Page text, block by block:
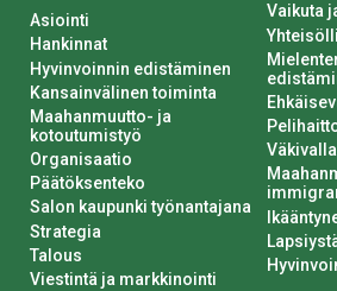
Asiointi
Hankinnat
Hyvinvoinnin edistäminen
Kansainvälinen toiminta
Maahanmuutto- ja
kotoutumistyö
Organisaatio
Päätöksenteko
Salon kaupunki työnantajana
Strategia
Talous
Viestintä ja markkinointi
Vaikuta